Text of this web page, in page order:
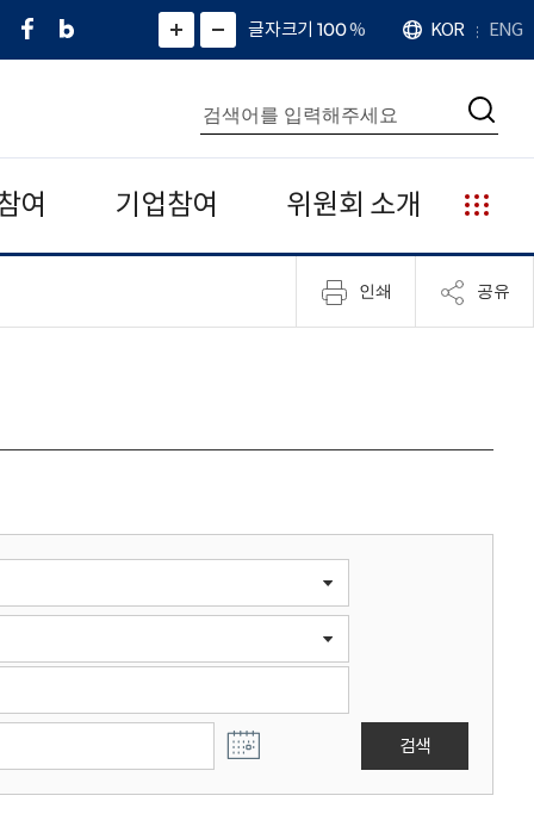
페
네
그
)
화
면
면
소
확
대
치
글자크기 100%
언
어
KOR ENG
통
합
검
색
검
여 기업참여 위원회 소개
누
리
집
안
인쇄 공유
검색